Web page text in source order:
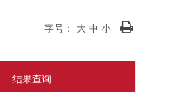
字号： 大 中 小
结果查询